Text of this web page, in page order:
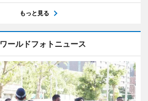
もっと見る
ワールドフォトニュース